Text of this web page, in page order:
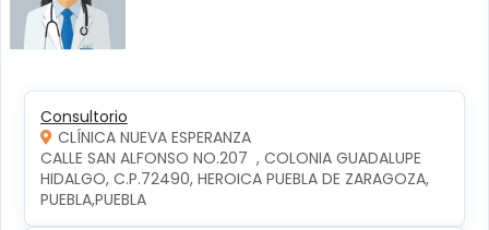
Consultorio
CLÍNICA NUEVA ESPERANZA
CALLE SAN ALFONSO NO.207  , COLONIA GUADALUPE
HIDALGO, C.P.72490, HEROICA PUEBLA DE ZARAGOZA,
PUEBLA,PUEBLA